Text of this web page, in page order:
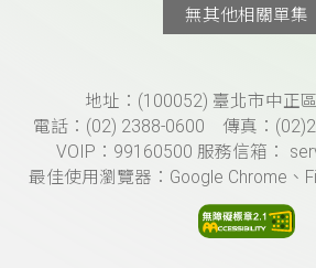
無其他相關單集
頁尾資訊地址：(100052) 臺北市中正
電話：(02) 2388-0600 傳真：
VOIP：99160500 服務信箱：
最佳使用瀏覽器：Google Chrome、